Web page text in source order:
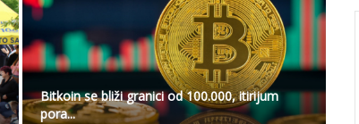
Bitkoin se bliži granici od 100.000, itirijum
pora...